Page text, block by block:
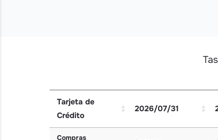
Tarjeta de
Crédito
2026/07/31
Tarjeta de
Compras